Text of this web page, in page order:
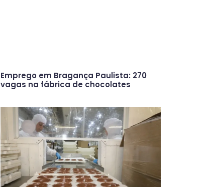
Emprego em Bragança Paulista: 270
vagas na fábrica de chocolates